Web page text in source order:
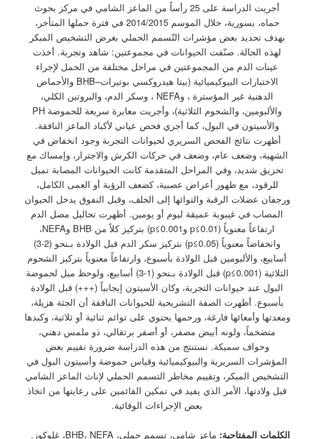
أجريت الدراسة على 25 رأساً من الماعز الشامي في مركز بحوث
حماه، بسورية، خلال الموسم 2014/2015 في فترة حملها المتأخر،
بهدف تحديد بعض مؤشرات التّسمم الحملي بغرض التشخيص المبكر
لهذه الحالة. صنّفت الحيوانات في مجموعتين: شاهد وتجربة. أخذت
عينات الدم من المجموعتين في مراحل مختلفة من الحمل لإجراء
الاختبارات البيوكيميائية (بيتا هيدروكسي بوتيرات–BHB والأحماض
الدهنية غير المؤسترة ، وNEFA ، وسكر الدم، والبروتين الكلي،
والألبومين، والشحوم الثلاثية)، وأجريت معايرة سريعة للحموضة PH
والأسيتون في البول، كما أجري فحص عياني لأكباد الماعز النافقة.
أظهرت نتائج الفحص السريري لحيوانات التجربة وجود انخفاض في
الشهية، وضعف عام، وضعف في حركات الكرش والاجترار، وإمساك مع
تحزيق شديد، وفي المراحل المتقدمة كانت الحيوانات المصابة تميل
للرقود، مع ظهور أعراض عصبية، كضعف الرؤية أو العمى الكامل،
ورجفان عضلات الرقبة والتوائها إلى الخلف، وقبل النفوق يدخل الحيوان
المصاب في غيبوبة عميقة ليوم أو يومين. أظهرت تحاليل مصل الدم
ارتفاعاً معنوياً (p≤0.01 وp≤0.001) بتركيز كلاً من BHB وNEFA،
وانخفاضاً معنوياً (p≤0.05) بتركيز سكر الدم قبل الولادة بـنحو (2-3)
أسابيع، والألبومين قبل الولادة بأسبوع، وارتفاعاً معنوياً بتركيز الشحوم
الثلاثية (p≤0.001) قبل الولادة بـنحو (1-3) أسابيع، ولوحظ ميل لحموضة
البول عند حيوانات التجربة، وكان الأسيتون إيجابياً (+++) قبل الولادة
بأسبوع. أظهرت الصفة التشريحية للحيوانات النافقة أن الجثة هزيلة،
ومعدتها وأمعائها فارغة، ورحمها يحتوي على توائم ثنائية أو ثلاثية، وكبدها
متضخماً، ولونه أبيض مصفر، أو أصفر برتقالي، ذو ملمس دهني،
وحواف سميكة. نستنتج من هذه الدراسة ضرورة تقييم بعض
المؤشرات السريرية والبيوكيميائية وقياس حموضة وأسيتون البول في
التشخيص المبكر، وتقييم مخاطر التسمم الحملي لإناث الماعز الشامي
قبل ولادتها، الأمر الذي يفيد في تمكين القائمين على رعايتها من اتخاذ
بعض الإجراءات الوقائية.
الكلمات المفتاحية: ماعز شامي، تسمم حملي، BHB، NEFA، غلوكوز.